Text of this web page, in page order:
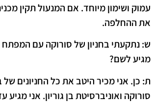
עמוק ושימון מיוחד. אם המנעול תקין
את ההחלפה.
ש: נתקעתי בחניון של סורוקה עם
מגיע לשם?
ת: כן. אני מכיר היטב את כל החניונים של
סורוקה ואוניברסיטת בן גוריון. אני